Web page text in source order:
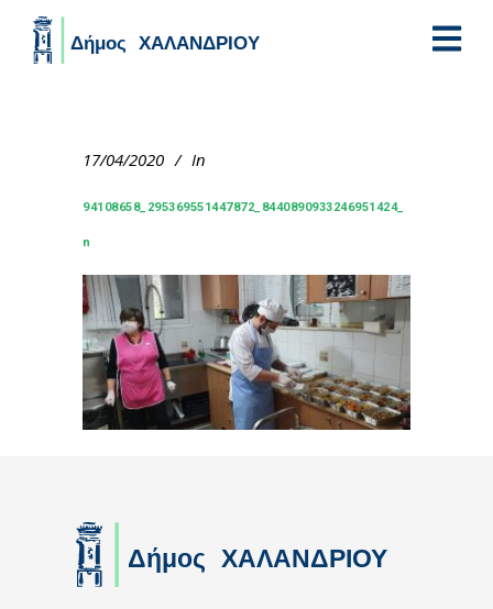
17/04/2020 In
94108658_295369551447872_8440890933246951424_
n